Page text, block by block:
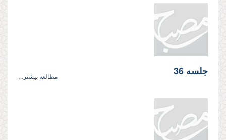
جلسه 36 مطالعه بیشتر...